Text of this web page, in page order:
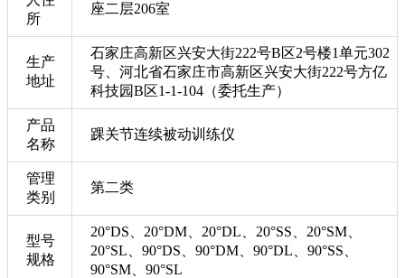
所
座二层206室
生产
地址
石家庄高新区兴安大街222号B区2号楼1单元302
号、河北省石家庄市高新区兴安大街222号方亿
科技园B区1-1-104（委托生产）
产品
名称
踝关节连续被动训练仪
管理
类别
第二类
型号
规格
20°DS、20°DM、20°DL、20°SS、20°SM、
20°SL、90°DS、90°DM、90°DL、90°SS、
90°SM、90°SL